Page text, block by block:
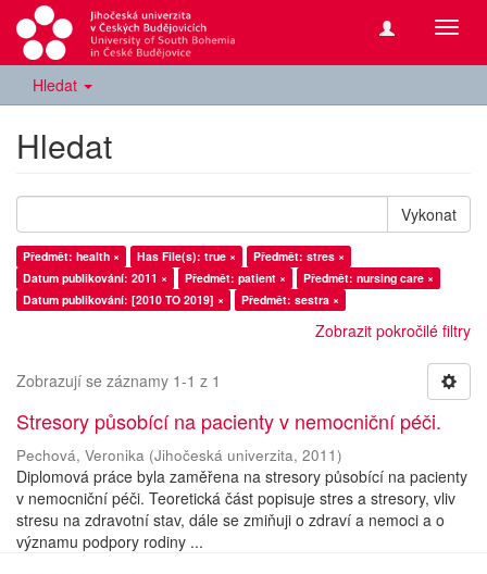
Hledat
Hledat
Vykonat
Předmět: health × Has File(s): true ×
Předmět: stres ×
Datum publikování: 2011 ×
Předmět: patient ×
Předmět: nursing care ×
Datum publikování: [2010 TO 2019] ×
Předmět: sestra ×
Zobrazit pokročilé filtry
Zobrazují se záznamy 1-1 z 1
Stresory působící na pacienty v nemocniční péči.
Pechová, Veronika (Jihočeská univerzita, 2011)
Diplomová práce byla zaměřena na stresory působící na pacienty
v nemocniční péči. Teoretická část popisuje stres a stresory, vliv
stresu na zdravotní stav, dále se zmiňuji o zdraví a nemoci a o
významu podpory rodiny ...